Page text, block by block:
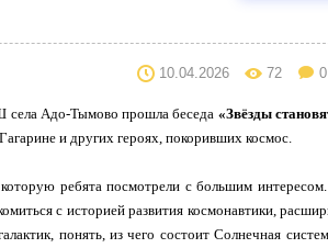
10.04.2026 72 0
села Адо-Тымово прошла беседа «Звёзды
и других героях, покоривших космос.
которую ребята посмотрели с большим
с историей развития космонавтики,
понять, из чего состоит Солнечная